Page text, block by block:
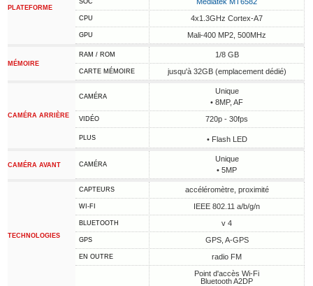
PLATEFORME
SOC
CPU 4x1.3GHz Cortex-A7
GPU Mali-400 MP2, 500MHz
MÉMOIRE
RAM / ROM 1/8 GB
CARTE MÉMOIRE jusqu'à 32GB (emplacement dédié)
CAMÉRA ARRIÈRE
CAMÉRA
Unique
• 8MP, AF
VIDÉO 720p - 30fps
PLUS • Flash LED
CAMÉRA AVANT CAMÉRA
Unique
• 5MP
TECHNOLOGIES
CAPTEURS accéléromètre, proximité
WI-FI IEEE 802.11 a/b/g/n
BLUETOOTH v 4
GPS GPS, A-GPS
EN OUTRE
radio FM
Point d'accès Wi-Fi
Bluetooth A2DP